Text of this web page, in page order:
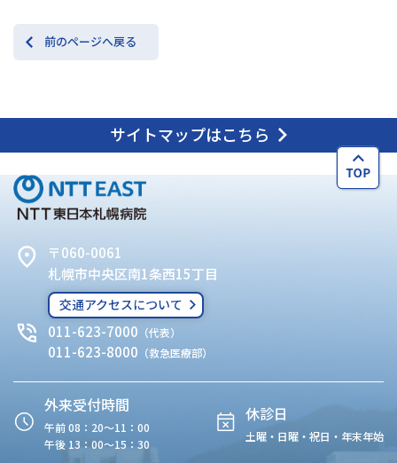
前のページへ戻る
サイトマップはこちら
〒060-0061
札幌市中央区南1条西15丁目
交通アクセスについて
011-623-7000 （代表）
011-623-8000 （救急医療部）
外来受付時間
午前 08：20〜11：00
午後 13：00〜15：30
休診日
土曜・日曜・祝日・年末年始